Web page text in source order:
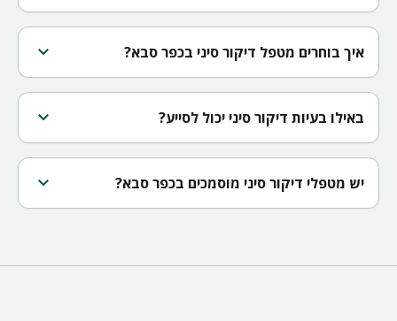
איך בוחרים מטפל דיקור סיני בכפר סבא? expand_more
באילו בעיות דיקור סיני יכול לסייע? expand_more
יש מטפלי דיקור סיני מוסמכים בכפר סבא? expand_more